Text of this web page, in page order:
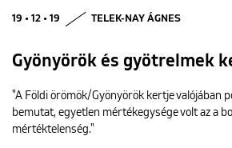
19 • 12 • 19 TELEK-NAY ÁGNES
Gyönyörök és gyötrelmek
"A Földi örömök/Gyönyörök kertje valójában
bemutat, egyetlen mértékegysége volt az a
mértéktelenség."